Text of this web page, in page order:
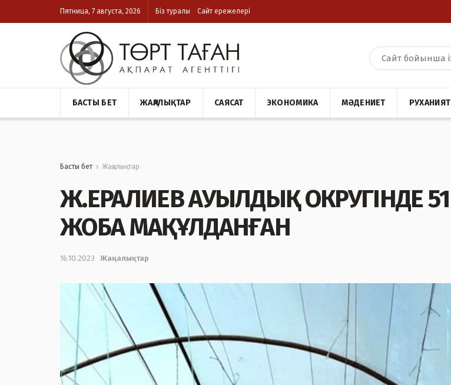
Пятница, 7 августа, 2026 Біз туралы Сайт ережелері
БАСТЫ БЕТ ЖАҢАЛЫҚТАР САЯСАТ ЭКОНОМИКА МӘДЕНИЕТ РУХАНИЯТ
Басты бет Жаңалықтар
Ж.ЕРАЛИЕВ АУЫЛДЫҚ ОКРУГІНДЕ 51
ЖОБА МАҚҰЛДАНҒАН
16.10.2023 Жаңалықтар